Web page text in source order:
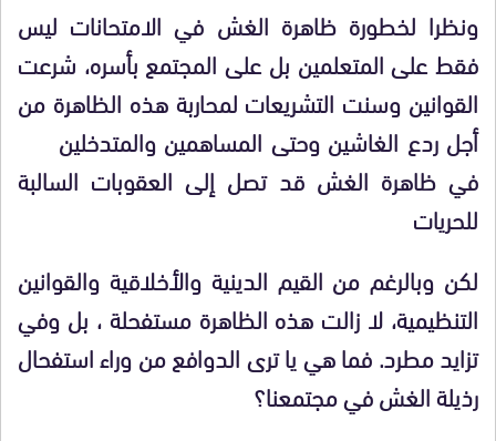
ونظرا لخطورة ظاهرة الغش في الامتحانات ليس
فقط على المتعلمين بل على المجتمع بأسره، شرعت
القوانين وسنت التشريعات لمحاربة هذه الظاهرة من
أجل ردع الغاشين وحتى المساهمين والمتدخلين
في ظاهرة الغش قد تصل إلى العقوبات السالبة
للحريات
لكن وبالرغم من القيم الدينية والأخلاقية والقوانين
التنظيمية، لا زالت هذه الظاهرة مستفحلة ، بل وفي
تزايد مطرد. فما هي يا ترى الدوافع من وراء استفحال
رذيلة الغش في مجتمعنا؟